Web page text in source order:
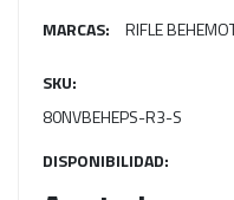
MARCAS: RIFLE
SKU:
80NVBEHEPS-R3-S
DISPONIBILIDAD: